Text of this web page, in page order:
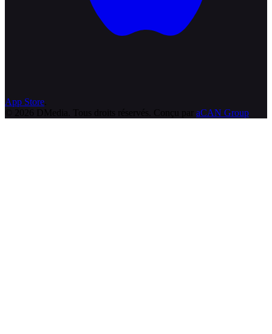
App Store
© 2026 DMedia. Tous droits réservés. Conçu par aCAN Group